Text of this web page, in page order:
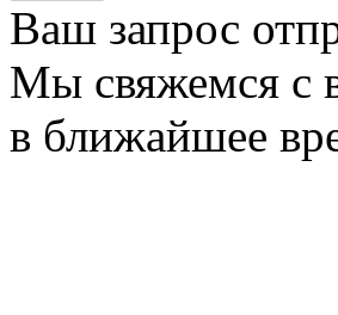
Ваш запрос
Мы свяжемся с
в ближайшее